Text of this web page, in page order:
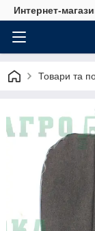
Интернет-
Товари та